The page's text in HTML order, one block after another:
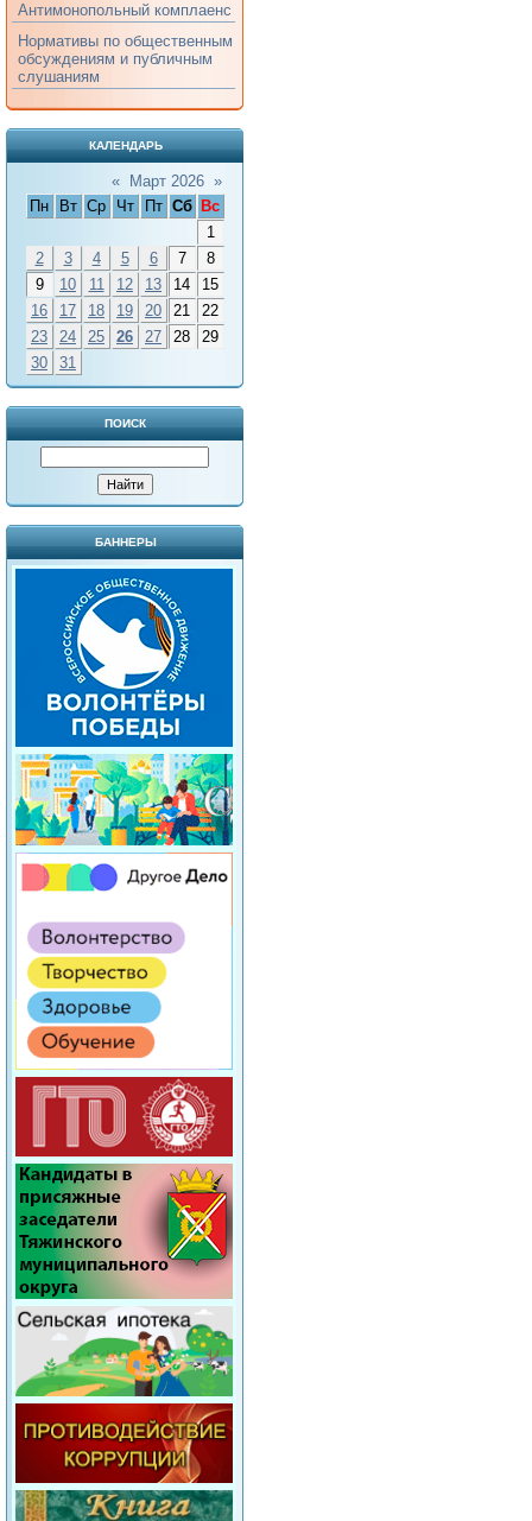
Антимонопольный комплаенс
Нормативы по общественным
обсуждениям и публичным
слушаниям
КАЛЕНДАРЬ
« Март 2026 »
Пн
Вт Ср Чт Пт Сб
Вс
1
2
3 4 5 6 7
8
9
10 11 12 13 14
15
16
17 18 19 20 21
22
23
24 25 26 27 28
29
30
31
ПОИСК
БАННЕРЫ